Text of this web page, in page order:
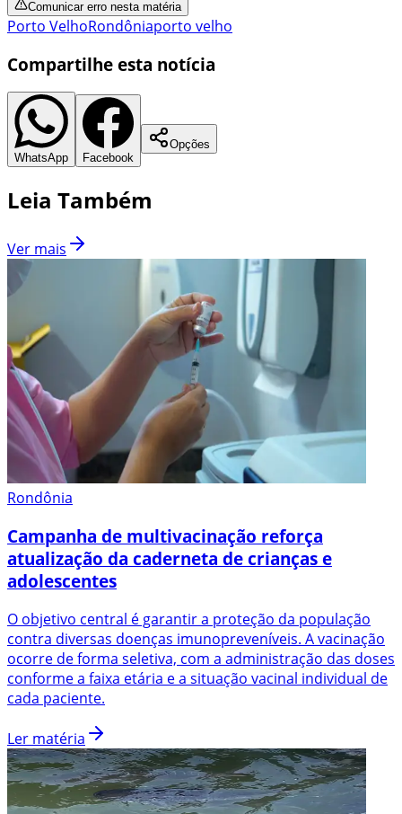
Comunicar erro nesta matéria
Porto VelhoRondôniaporto velho
Compartilhe esta notícia
WhatsApp Facebook
Opções
Leia Também
Ver mais
Rondônia
Campanha de multivacinação reforça
atualização da caderneta de crianças e
adolescentes
O objetivo central é garantir a proteção da população
contra diversas doenças imunopreveníveis. A vacinação
ocorre de forma seletiva, com a administração das doses
conforme a faixa etária e a situação vacinal individual de
cada paciente.
Ler matéria